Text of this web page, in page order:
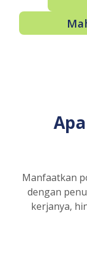
Manfaatkan
dengan
kerjanya,